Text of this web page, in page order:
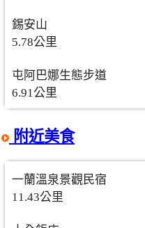
錫安山
5.78公里
屯阿巴娜生態步道
6.91公里
附近美食
一蘭溫泉景觀民宿
11.43公里